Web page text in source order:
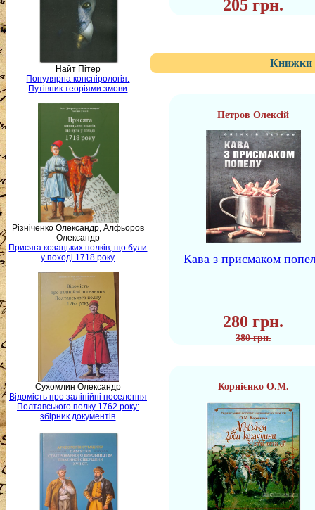
Найт Пітер
Популярна конспірологія.
Путівник теоріями змови
Різніченко Олександр, Алфьоров
Олександр
Присяга козацьких полків, що були
у поході 1718 року
Сухомлин Олександр
Відомість про залінійні поселення
Полтавського полку 1762 року:
збірник документів
205 грн.
Книжки
Петров Олексій
Кава з присмаком
280 грн.
380 грн.
Корнієнко О.М.